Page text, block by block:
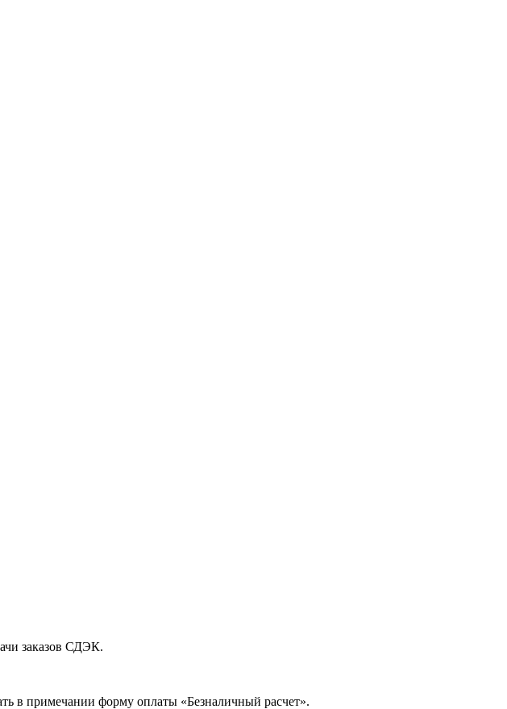
заказов СДЭК.
в примечании форму оплаты «Безналичный расчет».